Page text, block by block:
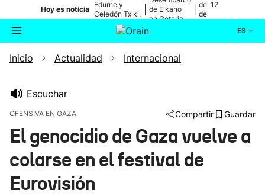
Hoy es noticia
Edurne y
Celedón Txiki,
en directo
de Elkano
en Getaria
del 12
de
ES
Buscador Actualidad
Ikusmiran
Inicio Actualidad Internacional
Escuchar
OFENSIVA EN GAZA Compartir Guardar
El genocidio de Gaza vuelve a
colarse en el festival de
Eurovisión